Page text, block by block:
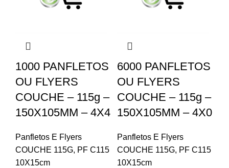
1000 PANFLETOS
OU FLYERS
COUCHE – 115g –
150X105MM – 4X4
Panfletos E Flyers
COUCHE 115G, PF C115
10X15cm
6000 PANFLETOS
OU FLYERS
COUCHE – 115g –
150X105MM – 4X0
Panfletos E Flyers
COUCHE 115G, PF C115
10X15cm